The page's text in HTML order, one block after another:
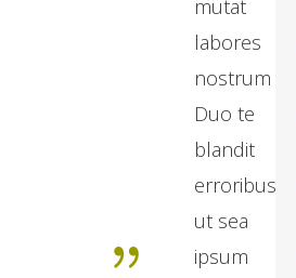
mutat
labores
nostrum ei.
Duo te
blandit
erroribus,
ut sea
ipsum